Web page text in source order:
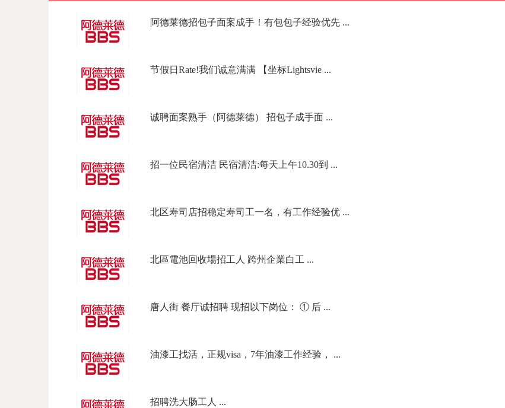
阿德莱德招包子面案成手！有包包子经验优先 ...
节假日Rate!我们诚意满满 【坐标Lightsvie ...
诚聘面案熟手（阿德莱德） 招包子成手面 ...
招一位民宿清洁 民宿清洁:每天上午10.30到 ...
北区寿司店招稳定寿司工一名，有工作经验优 ...
北區電池回收場招工人 跨州企業白工 ...
唐人街 餐厅诚招聘 现招以下岗位： ① 后 ...
油漆工找活，正规visa，7年油漆工作经验， ...
招聘洗大肠工人 ...